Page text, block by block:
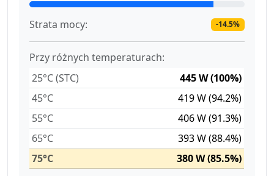
Strata mocy: -14.5%
Przy różnych temperaturach:
25°C (STC)
445 W (100%)
45°C
419 W (94.2%)
55°C
406 W (91.3%)
65°C
393 W (88.4%)
75°C
380 W (85.5%)